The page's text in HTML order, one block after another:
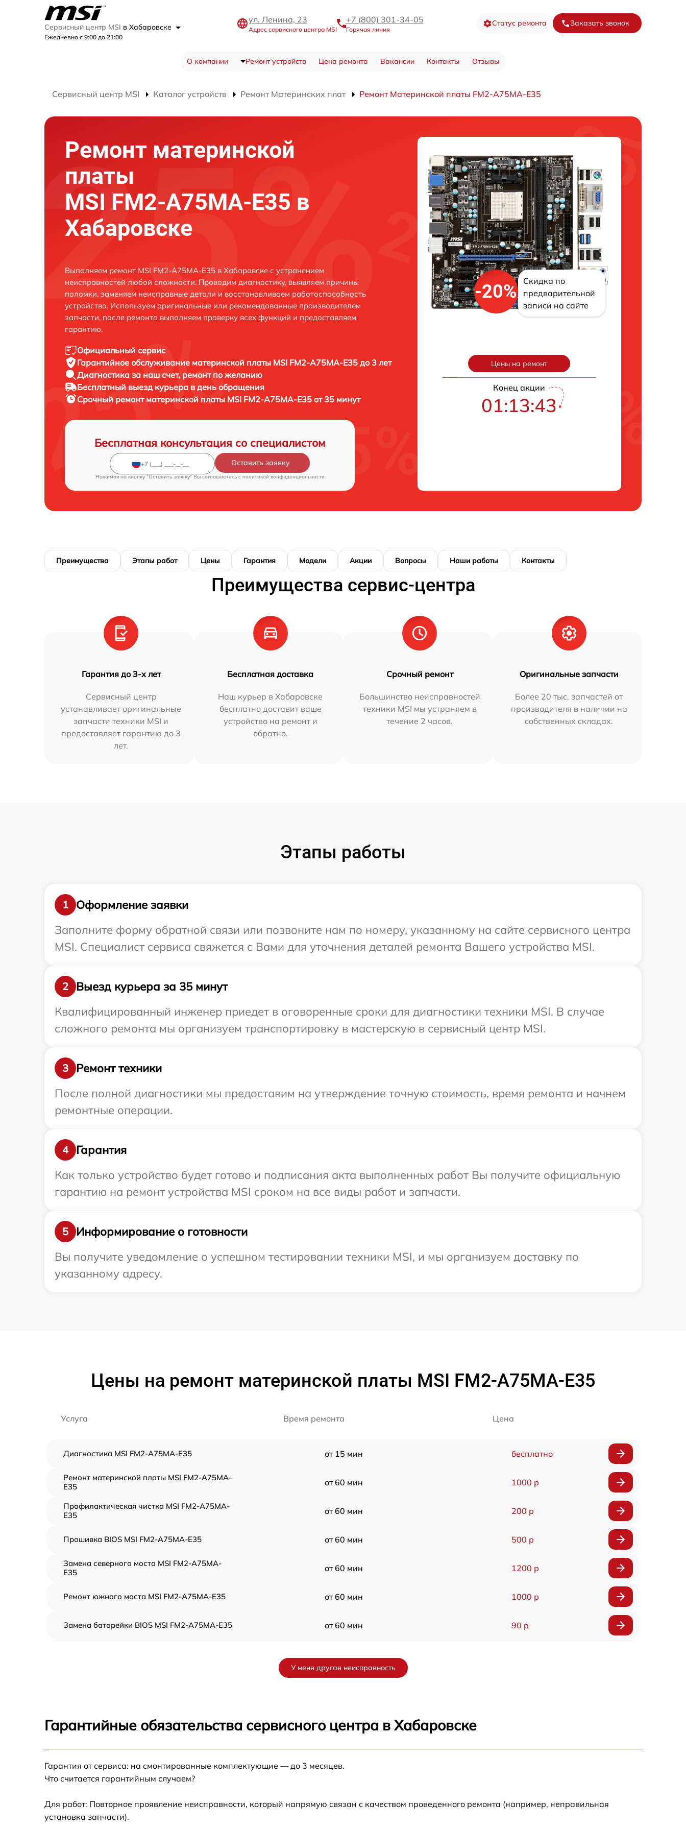
Сервисный центр MSI в Хабаровске
Ежедневно с 9:00 до 21:00
ул. Ленина, 23
Адрес сервисного центра MSI
+7 (800) 301-34-05
Горячая линия
Статус ремонта Заказать звонок
О компании Ремонт устройств Цена ремонта Вакансии Контакты Отзывы
Сервисный центр MSI Каталог устройств Ремонт Материнских плат Ремонт Материнской платы FM2-A75MA-E35
Ремонт материнской
платы
MSI FM2-A75MA-E35 в
Хабаровске
Выполняем ремонт MSI FM2-A75MA-E35 в Хабаровске с устранением
неисправностей любой сложности. Проводим диагностику, выявляем причины
поломки, заменяем неисправные детали и восстанавливаем работоспособность
устройства. Используем оригинальные или рекомендованные производителем
запчасти, после ремонта выполняем проверку всех функций и предоставляем
гарантию.
Официальный сервис
Гарантийное обслуживание материнской платы MSI FM2-A75MA-E35 до 3 лет
Диагностика за наш счет, ремонт по желанию
Бесплатный выезд курьера в день обращения
Срочный ремонт материнской платы MSI FM2-A75MA-E35 от 35 минут
Бесплатная консультация со специалистом
Оставить заявку
Нажимая на кнопку "Оставить заявку" Вы соглашаетесь c политикой конфиденциальности
-20%
Скидка по
предварительной
записи на сайте
Цены на ремонт
Конец акции
01:13:42
Преимущества Этапы работ Цены Гарантия Модели Акции Вопросы Наши работы Контакты
Преимущества сервис-центра
Гарантия до 3-х лет
Сервисный центр
устанавливает оригинальные
запчасти техники MSI и
предоставляет гарантию до 3
лет.
Бесплатная доставка
Наш курьер в Хабаровске
бесплатно доставит ваше
устройство на ремонт и
обратно.
Срочный ремонт
Большинство неисправностей
техники MSI мы устраняем в
течение 2 часов.
Оригинальные запчасти
Более 20 тыс. запчастей от
производителя в наличии на
собственных складах.
Этапы работы
1
Оформление заявки
Заполните форму обратной связи или позвоните нам по номеру, указанному на сайте сервисного центра
MSI. Специалист сервиса свяжется с Вами для уточнения деталей ремонта Вашего устройства MSI.
2
Выезд курьера за 35 минут
Квалифицированный инженер приедет в оговоренные сроки для диагностики техники MSI. В случае
сложного ремонта мы организуем транспортировку в мастерскую в сервисный центр MSI.
3
Ремонт техники
После полной диагностики мы предоставим на утверждение точную стоимость, время ремонта и начнем
ремонтные операции.
4
Гарантия
Как только устройство будет готово и подписания акта выполненных работ Вы получите официальную
гарантию на ремонт устройства MSI сроком на все виды работ и запчасти.
5
Информирование о готовности
Вы получите уведомление о успешном тестировании техники MSI, и мы организуем доставку по
указанному адресу.
Цены на ремонт материнской платы MSI FM2-A75MA-E35
Услуга Время ремонта Цена
Диагностика MSI FM2-A75MA-E35 от 15 мин бесплатно
Ремонт материнской платы MSI FM2-A75MA-
E35
от 60 мин 1000 р
Профилактическая чистка MSI FM2-A75MA-
E35
от 60 мин 200 р
Прошивка BIOS MSI FM2-A75MA-E35 от 60 мин 500 р
Замена северного моста MSI FM2-A75MA-
E35
от 60 мин 1200 р
Ремонт южного моста MSI FM2-A75MA-E35 от 60 мин 1000 р
Замена батарейки BIOS MSI FM2-A75MA-E35 от 60 мин 90 р
У меня другая неисправность
Гарантийные обязательства сервисного центра в Хабаровске
Гарантия от сервиса: на смонтированные комплектующие — до 3 месяцев.
Что считается гарантийным случаем?
Для работ: Повторное проявление неисправности, который напрямую связан с качеством проведенного ремонта (например, неправильная
установка запчасти).